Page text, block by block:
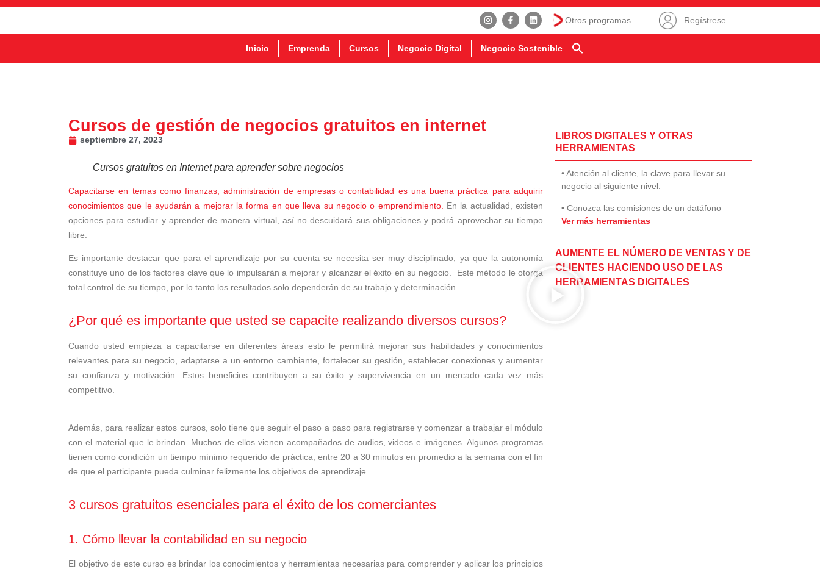
Otros programas Regístrese
Inicio Emprenda Cursos Negocio Digital Negocio Sostenible
Cursos de gestión de negocios gratuitos en internet
septiembre 27, 2023
Cursos gratuitos en Internet para aprender sobre negocios
Capacitarse en temas como finanzas, administración de empresas o contabilidad es una buena práctica para adquirir
conocimientos que le ayudarán a mejorar la forma en que lleva su negocio o emprendimiento.
En la actualidad, existen
opciones para estudiar y aprender de manera virtual, así no descuidará sus obligaciones y podrá aprovechar su tiempo
libre.
Es importante destacar que para el aprendizaje por su cuenta se necesita ser muy disciplinado, ya que la autonomía
constituye uno de los factores clave que lo impulsarán a mejorar y alcanzar el éxito en su negocio. Este método le otorga
total control de su tiempo, por lo tanto los resultados solo dependerán de su trabajo y determinación.
¿Por qué es importante que usted se capacite realizando diversos cursos?
Cuando usted empieza a capacitarse en diferentes áreas esto le permitirá mejorar sus habilidades y conocimientos
relevantes para su negocio, adaptarse a un entorno cambiante, fortalecer su gestión, establecer conexiones y aumentar
su confianza y motivación. Estos beneficios contribuyen a su éxito y supervivencia en un mercado cada vez más
competitivo.
Además, para realizar estos cursos, solo tiene que seguir el paso a paso para registrarse y comenzar a trabajar el módulo
con el material que le brindan. Muchos de ellos vienen acompañados de audios, videos e imágenes. Algunos programas
tienen como condición un tiempo mínimo requerido de práctica, entre 20 a 30 minutos en promedio a la semana con el fin
de que el participante pueda culminar felizmente los objetivos de aprendizaje.
3 cursos gratuitos esenciales para el éxito de los comerciantes
1. Cómo llevar la contabilidad en su negocio
El objetivo de este curso es brindar los conocimientos y herramientas necesarias para comprender y aplicar los principios
LIBROS DIGITALES Y OTRAS
HERRAMIENTAS
• Atención al cliente, la clave para llevar su
negocio al siguiente nivel.
• Conozca las comisiones de un datáfono
Ver más herramientas
AUMENTE EL NÚMERO DE VENTAS Y DE
CLIENTES HACIENDO USO DE LAS
HERRAMIENTAS DIGITALES